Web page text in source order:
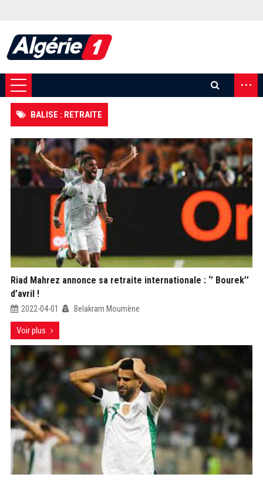
...
BALISE : RETRAITE
Riad Mahrez annonce sa retraite internationale : ‘’ Bourek’’
d’avril !
2022-04-01 Belakram Moumène
Voir plus